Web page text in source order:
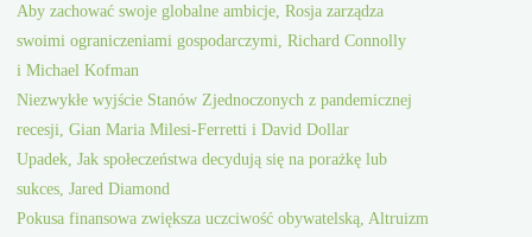
Aby zachować swoje globalne ambicje, Rosja zarządza
swoimi ograniczeniami gospodarczymi, Richard Connolly
i Michael Kofman
Niezwykłe wyjście Stanów Zjednoczonych z pandemicznej
recesji, Gian Maria Milesi-Ferretti i David Dollar
Upadek, Jak społeczeństwa decydują się na porażkę lub
sukces, Jared Diamond
Pokusa finansowa zwiększa uczciwość obywatelską, Altruizm